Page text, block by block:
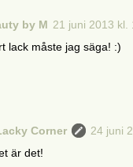
by M 21 juni 2013 kl.
lack måste jag säga! :)
Corner
24 juni
är det!